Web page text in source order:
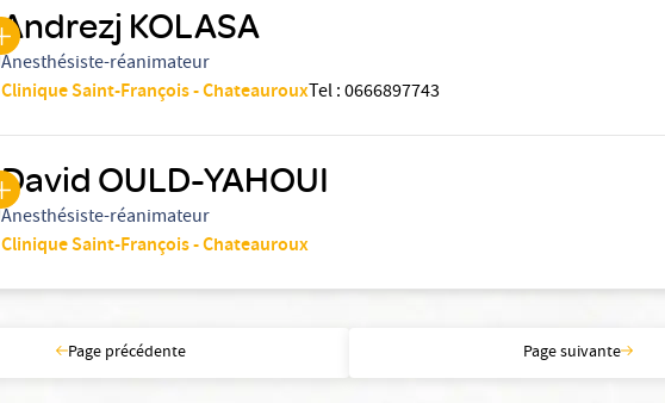
Andrezj KOLASA
Anesthésiste-réanimateur
Clinique Saint-François - ChateaurouxTel:0666897743
David OULD-YAHOUI
Anesthésiste-réanimateur
Clinique Saint-François - Chateauroux
Page précédente Page suivante